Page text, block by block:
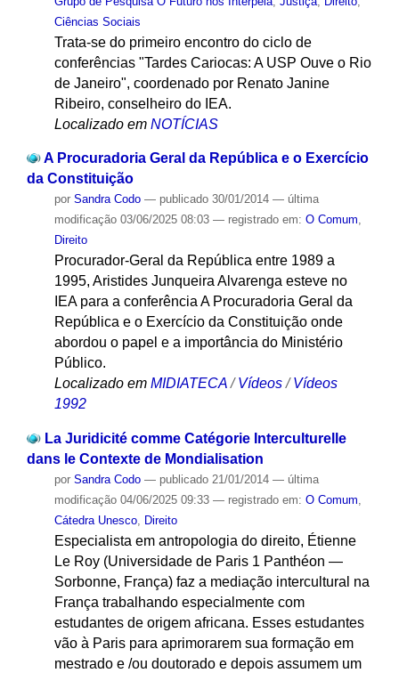
Ciências Sociais
Trata-se do primeiro encontro do ciclo de
conferências "Tardes Cariocas: A USP Ouve o Rio
de Janeiro", coordenado por Renato Janine
Ribeiro, conselheiro do IEA.
Localizado em NOTÍCIAS
A Procuradoria Geral da República e o Exercício
da Constituição
por Sandra Codo — publicado30/01/2014 — última
modificação03/06/2025 08:03 — registrado em: O Comum,
Direito
Procurador-Geral da República entre 1989 a
1995, Aristides Junqueira Alvarenga esteve no
IEA para a conferência A Procuradoria Geral da
República e o Exercício da Constituição onde
abordou o papel e a importância do Ministério
Público.
Localizado em MIDIATECA / Vídeos / Vídeos
1992
La Juridicité comme Catégorie Interculturelle
dans le Contexte de Mondialisation
por Sandra Codo — publicado21/01/2014 — última
modificação04/06/2025 09:33 — registrado em: O Comum,
Cátedra Unesco, Direito
Especialista em antropologia do direito, Étienne
Le Roy (Universidade de Paris 1 Panthéon —
Sorbonne, França) faz a mediação intercultural na
França trabalhando especialmente com
estudantes de origem africana. Esses estudantes
vão à Paris para aprimorarem sua formação em
mestrado e /ou doutorado e depois assumem um